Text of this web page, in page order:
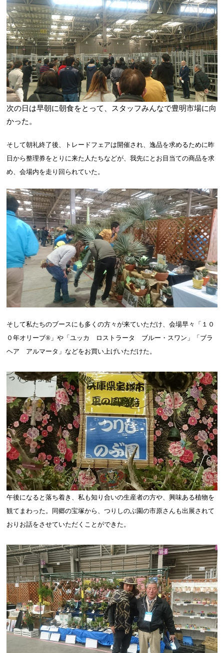
次の日は早朝に朝食をとって、スタッフみんなで豊明市場に向
かった。
そして朝礼終了後、トレードフェアは開催され、逸品を求めるために昨
日から整理券をとりに来た人たちなどが、我先にとお目当ての商品を求
め、会場内を走り回られていた。
そして私たちのブースにも多くの方々が来ていただけ、会場早々「１０
０年オリーブ® 」や「ユッカ ロストラータ ブルー・スワン」「ブラ
ヘア アルマータ」などをお買い上げいただけた。
午後になると落ち着き、私も知り合いの生産者の方や、興味ある植物を
観てまわった。同郷の宝塚から、つりしのぶ園の市原さんも出展されて
おりお話をさせていただくことができた。